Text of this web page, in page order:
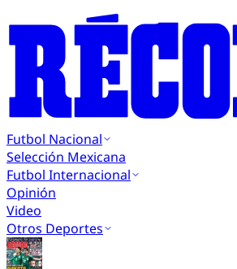
Futbol Nacional
Selección Mexicana
Futbol Internacional
Opinión
Video
Otros Deportes